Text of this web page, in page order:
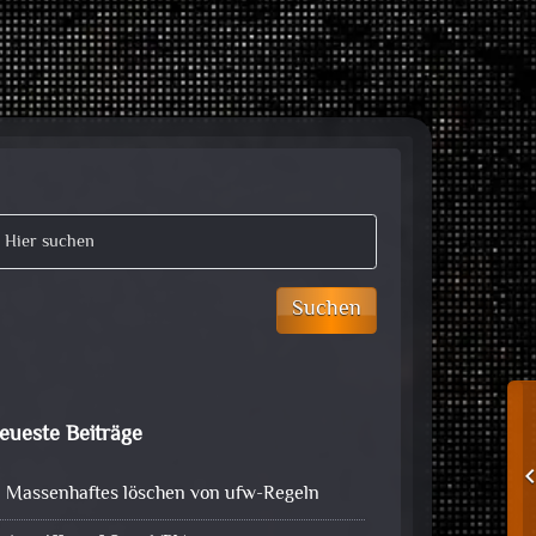
Suchen
Beiträge
Massenhaftes löschen von ufw-Regeln